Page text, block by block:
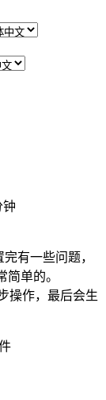
钟
有一些问题，
简单的。
操作，最后会生